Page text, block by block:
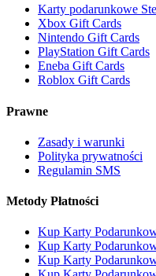
Karty podarunkowe
Xbox Gift Cards
Nintendo Gift Cards
PlayStation Gift Cards
Eneba Gift Cards
Roblox Gift Cards
Prawne
Zasady i warunki
Polityka prywatności
Regulamin SMS
Metody Płatności
Kup Karty
Kup Karty
Kup Karty